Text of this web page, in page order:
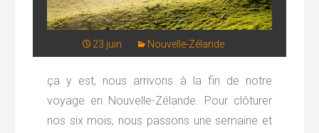
23 juin Nouvelle-Zélande
ça y est, nous arrivons à la fin de notre
voyage en Nouvelle-Zélande. Pour clôturer
nos six mois, nous passons une semaine et